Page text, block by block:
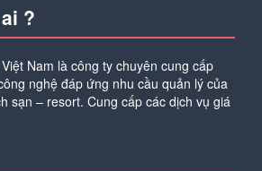
?
Nam là công ty chuyên cung cấp
nghệ đáp ứng nhu cầu quản lý của
sạn – resort. Cung cấp các dịch vụ giá